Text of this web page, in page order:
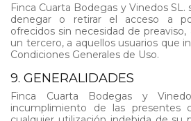
Finca Cuarta Bodegas y Vinedos SL.
denegar o retirar el acceso a
ofrecidos sin necesidad de
un tercero, a aquellos usuarios que
Condiciones Generales de Uso.
9. GENERALIDADES
Finca Cuarta Bodegas y
incumplimiento de las presentes